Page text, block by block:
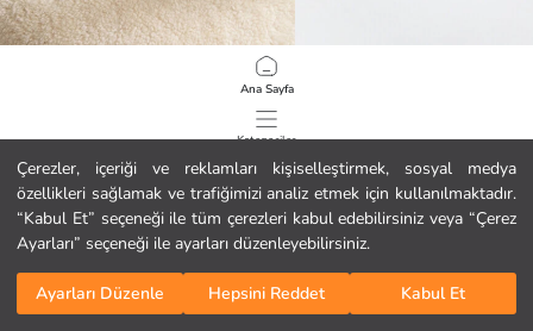
Çerezler, içeriği ve reklamları kişiselleştirmek, sosyal medya
özellikleri sağlamak ve trafiğimizi analiz etmek için kullanılmaktadır.
“Kabul Et” seçeneği ile tüm çerezleri kabul edebilirsiniz veya “Çerez
Ayarları” seçeneği ile ayarları düzenleyebilirsiniz.
Ayarları Düzenle Hepsini Reddet Kabul Et
Ana Sayfa
Kategoriler
Sepetim
1/ 87